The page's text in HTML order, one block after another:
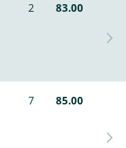
2 83.00
7 85.00